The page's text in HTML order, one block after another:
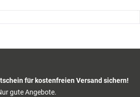
für kostenfreien Versand sichern!
gute Angebote.